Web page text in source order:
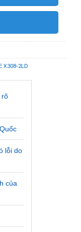
X308-2LD
rõ
lỗi do
của